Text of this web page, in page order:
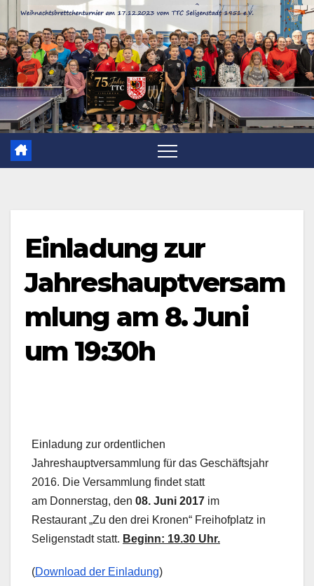
Zum
Inhalt
springen
Einladung zur
Jahreshauptversam
mlung am 8. Juni
um 19:30h
Einladung zur ordentlichen
Jahreshauptversammlung für das Geschäftsjahr
2016. Die Versammlung findet statt
am Donnerstag, den 08. Juni 2017 im
Restaurant „Zu den drei Kronen“ Freihofplatz in
Seligenstadt statt. Beginn: 19.30 Uhr.
(Download der Einladung)